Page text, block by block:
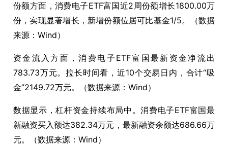
份额方面，消费电子ETF富国近2周份额增长1800.00万
份，实现显著增长，新增份额位居可比基金1/5。（数据
来源：Wind）
资金流入方面，消费电子ETF富国最新资金净流出
783.73万元。拉长时间看，近10个交易日内，合计“吸
金”2149.72万元。（数据来源：Wind）
数据显示，杠杆资金持续布局中。消费电子ETF富国最
新融资买入额达382.34万元，最新融资余额达686.66万
元。（数据来源：Wind）